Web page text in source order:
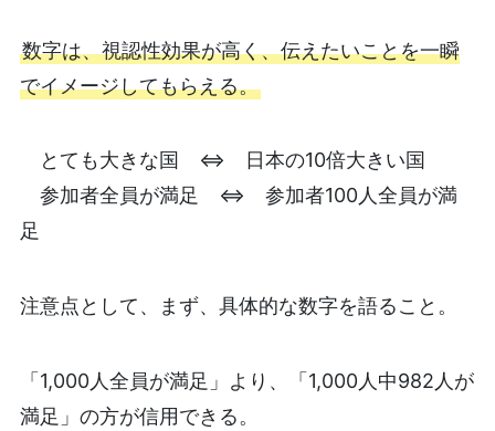
数字は、視認性効果が高く、伝えたいことを一瞬
でイメージしてもらえる。
とても大きな国 ⇔ 日本の10倍大きい国
参加者全員が満足 ⇔ 参加者100人全員が満
足
注意点として、まず、具体的な数字を語ること。
「1,000人全員が満足」より、「1,000人中982人が
満足」の方が信用できる。